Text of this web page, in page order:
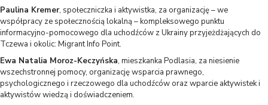
Paulina Kremer, społeczniczka i aktywistka, za organizację – we
współpracy ze społecznością lokalną – kompleksowego punktu
informacyjno-pomocowego dla uchodźców z Ukrainy przyjeżdżających do
Tczewa i okolic: Migrant Info Point.
Ewa Natalia Moroz-Keczyńska, mieszkanka Podlasia, za niesienie
wszechstronnej pomocy, organizację wsparcia prawnego,
psychologicznego i rzeczowego dla uchodźców oraz wparcie aktywistek i
aktywistów wiedzą i doświadczeniem.